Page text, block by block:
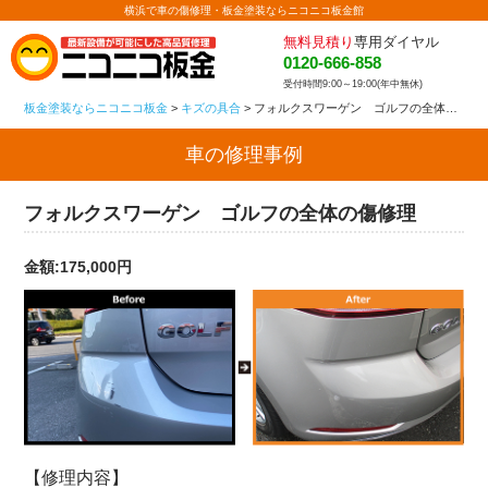
横浜で車の傷修理・板金塗装ならニコニコ板金館
無料見積り 専用ダイヤル
0120-666-858
受付時間9:00～19:00(年中無休)
板金塗装ならニコニコ板金 > キズの具合 > フォルクスワーゲン ゴルフの全体の傷修理
車の修理事例
フォルクスワーゲン ゴルフの全体の傷修理
金額:175,000円
【修理内容】